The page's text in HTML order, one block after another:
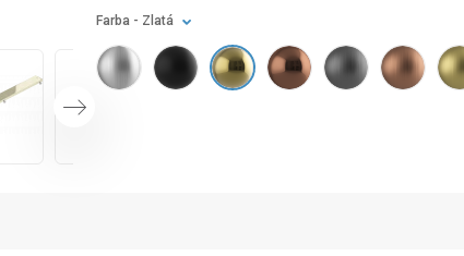
Farba - Zlatá